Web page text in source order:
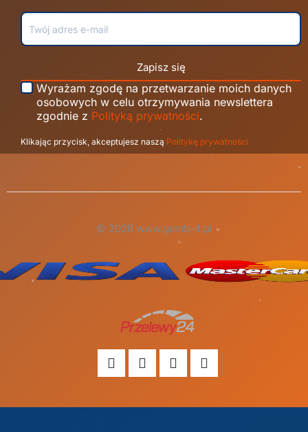
Zapisz się
Wyrażam zgodę na przetwarzanie moich danych
osobowych w celu otrzymywania newslettera
zgodnie z Polityką prywatności.
Klikając przycisk, akceptujesz naszą Politykę prywatności
© 2026 www.gamb-it.pl